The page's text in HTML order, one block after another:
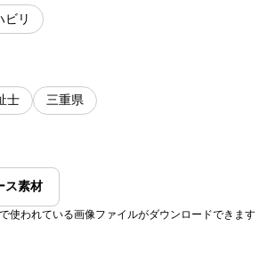
ビリ
士 三重県
ス素材
使われている画像ファイルがダウンロードできます